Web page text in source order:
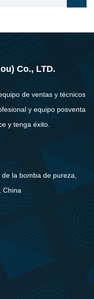
Co., LTD.
de ventas y técnicos
y equipo posventa
y tenga éxito.
la bomba de pureza,
China